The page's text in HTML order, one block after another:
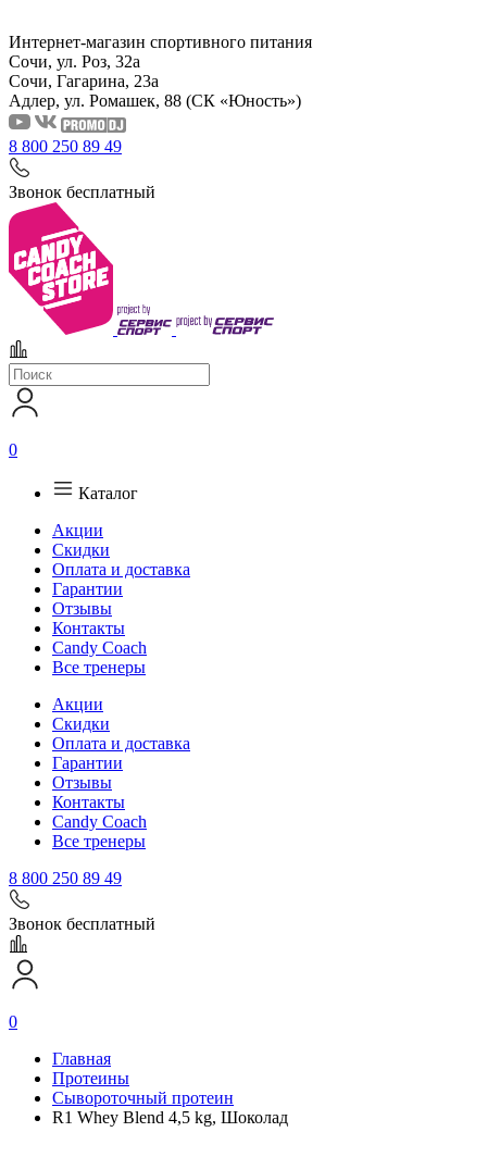
Интернет-магазин спортивного питания
Сочи, ул. Роз, 32а
Сочи, Гагарина, 23а
Адлер, ул. Ромашек, 88 (СК «Юность»)
8 800 250 89 49
Звонок бесплатный
0
Каталог
Акции
Скидки
Оплата и доставка
Гарантии
Отзывы
Контакты
Candy Coach
Все тренеры
Акции
Скидки
Оплата и доставка
Гарантии
Отзывы
Контакты
Candy Coach
Все тренеры
8 800 250 89 49
Звонок бесплатный
0
Главная
Протеины
Сывороточный протеин
R1 Whey Blend 4,5 kg, Шоколад